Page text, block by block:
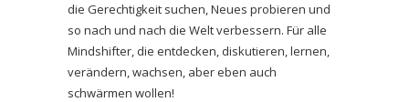
die Gerechtigkeit suchen, Neues probieren und
so nach und nach die Welt verbessern. Für alle
Mindshifter, die entdecken, diskutieren, lernen,
verändern, wachsen, aber eben auch
schwärmen wollen!